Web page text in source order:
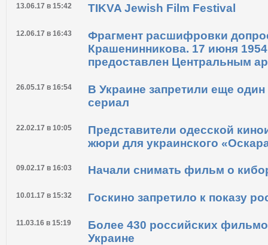
13.06.17 в 15:42 TIKVA Jewish Film Festival
12.06.17 в 16:43
Фрагмент расшифровки
Крашенинникова. 17 июня
предоставлен Центральным
26.05.17 в 16:54
В Украине запретили еще
сериал
22.02.17 в 10:05
Представители одесской
жюри для украинского
09.02.17 в 16:03 Начали снимать фильм о
10.01.17 в 15:32 Госкино запретило к показу
11.03.16 в 15:19
Более 430 российских
Украине